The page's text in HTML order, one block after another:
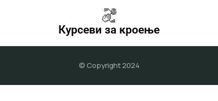
Курсеви за кроење
© Copyright 2024